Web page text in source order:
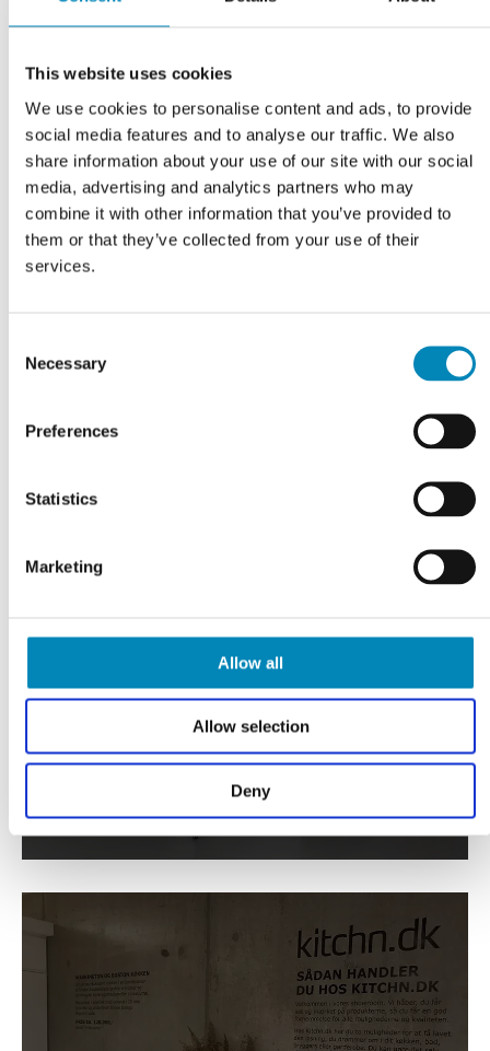
This website uses cookies
We use cookies to personalise content and ads, to provide
social media features and to analyse our traffic. We also
share information about your use of our site with our social
media, advertising and analytics partners who may
combine it with other information that you’ve provided to
them or that they’ve collected from your use of their
services.
Selection
Necessary
Preferences
Statistics
Marketing
Allow all
Allow selection
Deny
Professionel rådgivning
VI TILBYDER DIG
LÆS MERE
KLIK HER